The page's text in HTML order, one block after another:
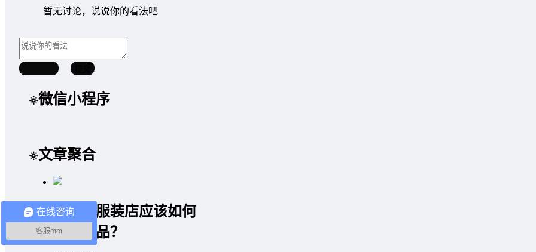
暂无讨论，说说你的看法吧
微信小程序
文章聚合
一个小服装店应该如何
获得商品？
在线咨询
客服mm